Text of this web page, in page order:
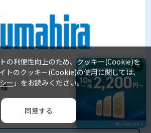
」による低コストの防災特化型の監視ソリ
の利便性向上のため、クッキー(Cookie)を
トのクッキー(Cookie)の使用に関しては、
ー 」をお読みください。
同意する
×